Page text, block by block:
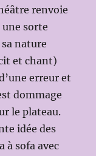
renvoie
une sorte
nature
et chant)
erreur et
dommage
le plateau.
idée des
à sofa avec